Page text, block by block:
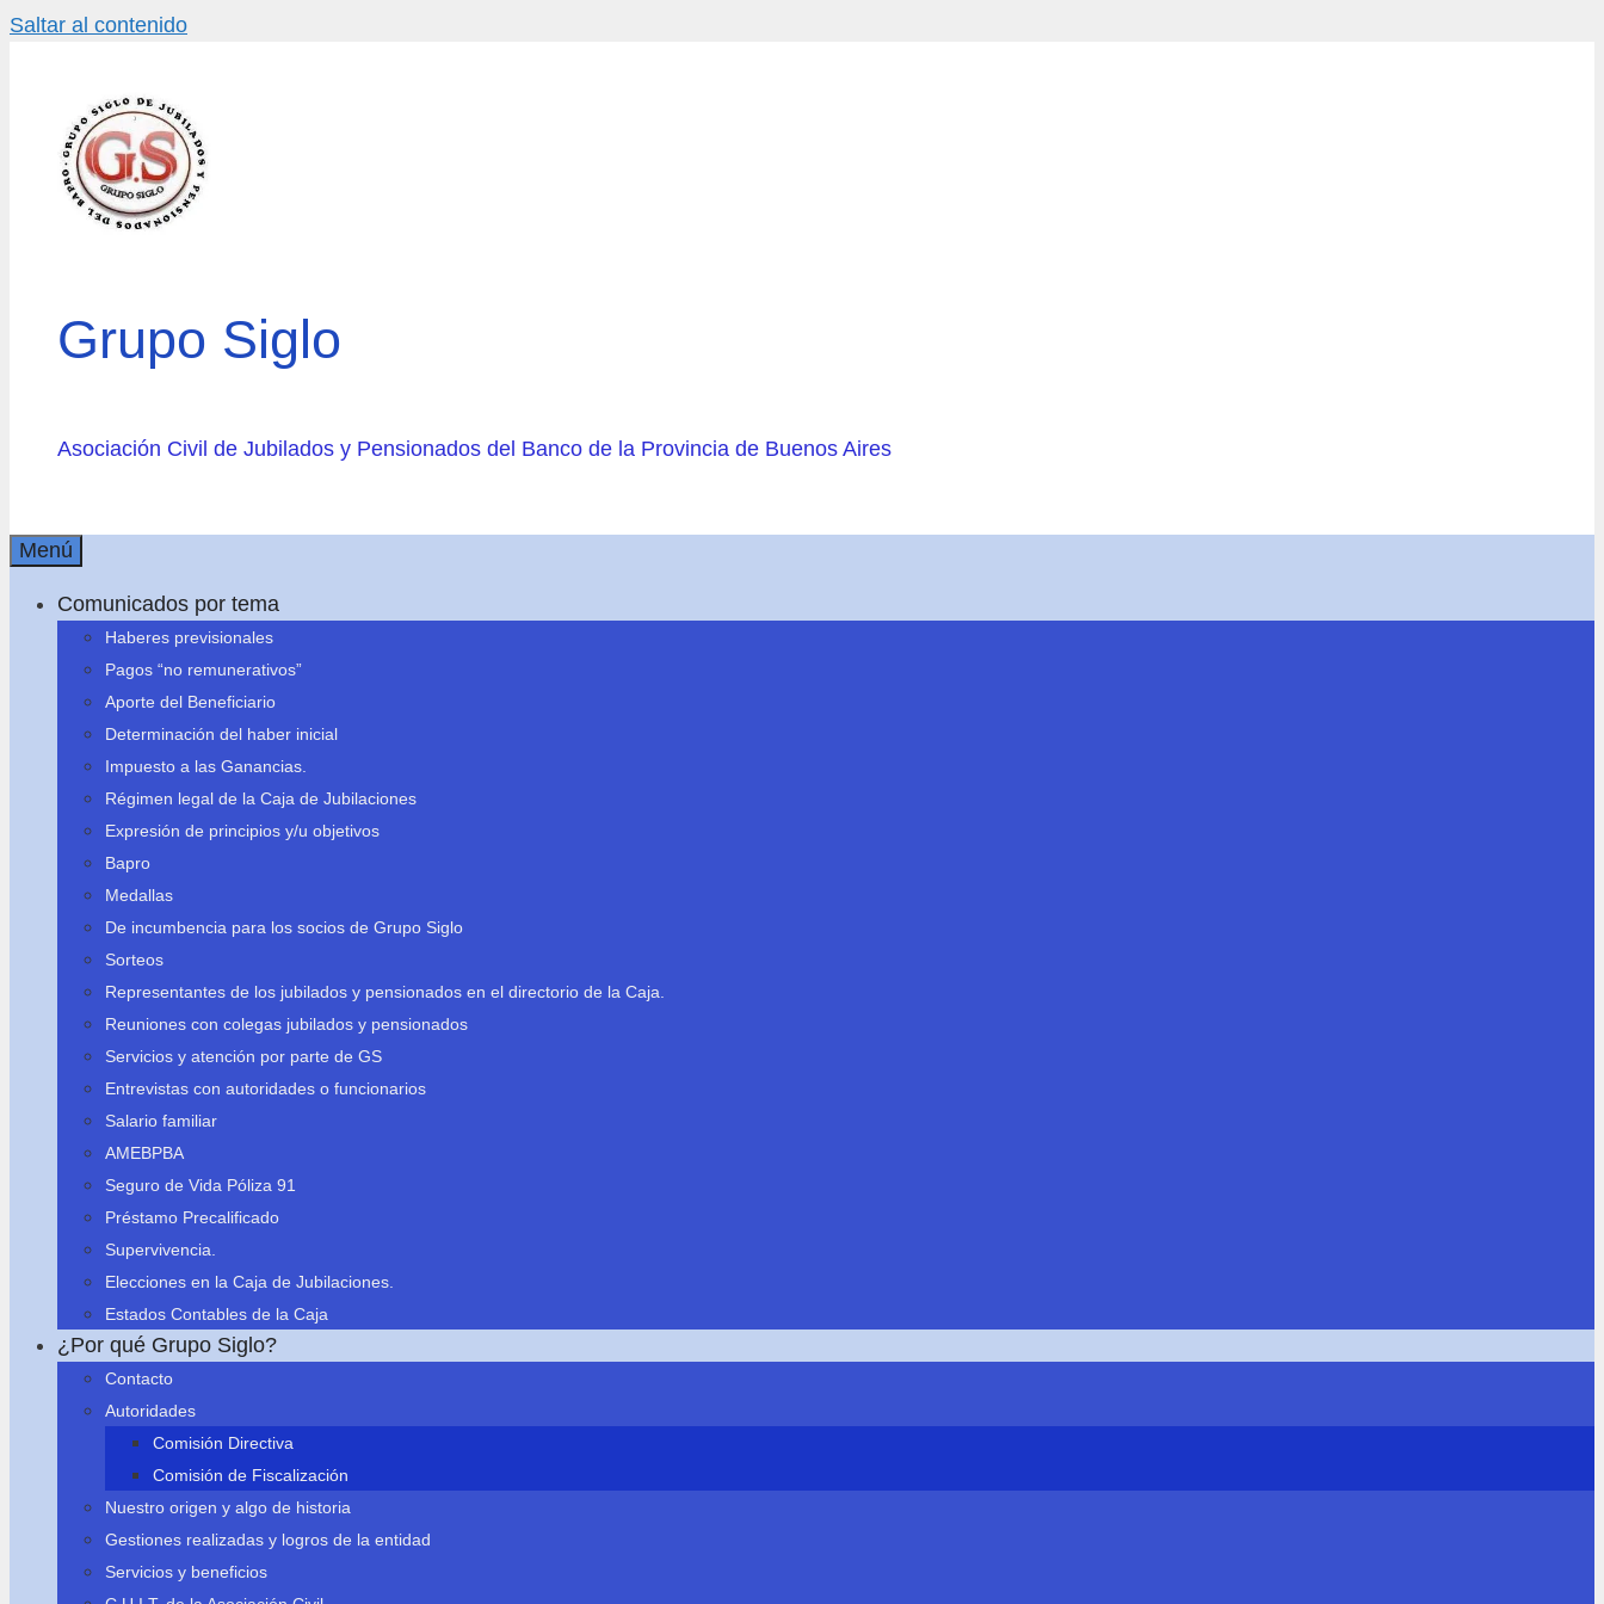
Saltar al contenido
Grupo Siglo
Asociación Civil de Jubilados y Pensionados del Banco de la Provincia de Buenos Aires
Menú
Comunicados por tema
Haberes previsionales
Pagos “no remunerativos”
Aporte del Beneficiario
Determinación del haber inicial
Impuesto a las Ganancias.
Régimen legal de la Caja de Jubilaciones
Expresión de principios y/u objetivos
Bapro
Medallas
De incumbencia para los socios de Grupo Siglo
Sorteos
Representantes de los jubilados y pensionados en el directorio de la Caja.
Reuniones con colegas jubilados y pensionados
Servicios y atención por parte de GS
Entrevistas con autoridades o funcionarios
Salario familiar
AMEBPBA
Seguro de Vida Póliza 91
Préstamo Precalificado
Supervivencia.
Elecciones en la Caja de Jubilaciones.
Estados Contables de la Caja
¿Por qué Grupo Siglo?
Contacto
Autoridades
Comisión Directiva
Comisión de Fiscalización
Nuestro origen y algo de historia
Gestiones realizadas y logros de la entidad
Servicios y beneficios